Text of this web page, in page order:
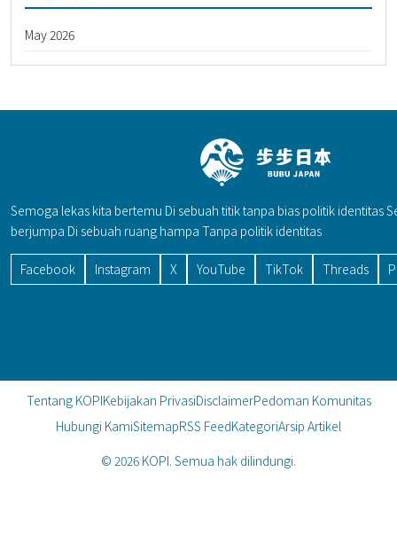
May 2026
Semoga lekas kita bertemu Di sebuah titik tanpa bias politik identitas
berjumpa Di sebuah ruang hampa Tanpa politik identitas
Facebook Instagram X YouTube TikTok Threads
Tentang KOPIKebijakan PrivasiDisclaimerPedoman Komunitas
Hubungi KamiSitemapRSS FeedKategoriArsip Artikel
© 2026 KOPI. Semua hak dilindungi.